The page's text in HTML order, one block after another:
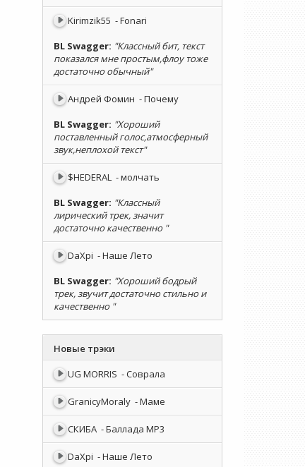
Kirimzik55 - Fonari
BL Swagger: "Классный бит, текст
показался мне простым,флоу тоже
достаточно обычный"
Андрей Фомин - Почему
BL Swagger: "Хороший
поставленный голос,атмосферный
звук,неплохой текст"
$HEDERAL - молчать
BL Swagger: "Классный
лирический трек, значит
достаточно качественно "
DaXpi - Наше Лето
BL Swagger: "Хороший бодрый
трек, звучит достаточно стильно и
качественно "
Новые трэки
UG MORRIS - Соврала
GranicyMoraly - Маме
СКИБА - Баллада MP3
DaXpi - Наше Лето